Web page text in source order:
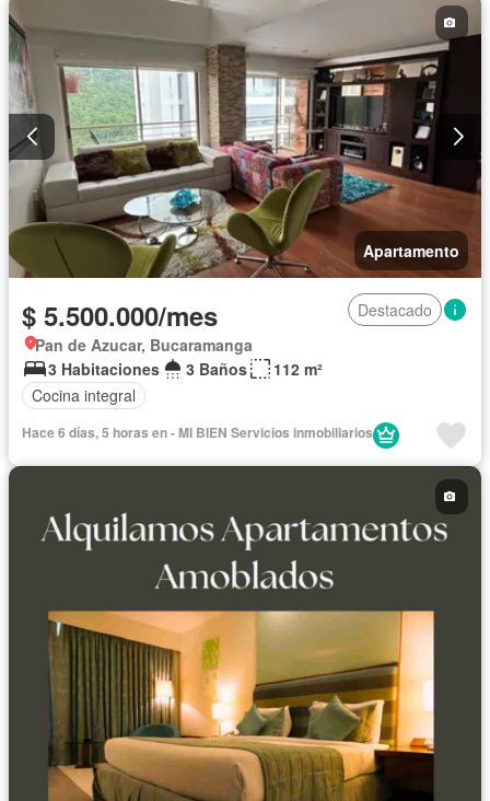
Apartamento
$ 5.500.000/mes
Destacado
Pan de Azucar, Bucaramanga
3 Habitaciones
3 Baños
112 m²
Cocina integral
Hace 6 días, 5 horas en - MI BIEN Servicios inmobiliarios